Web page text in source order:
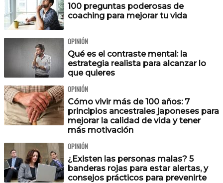
100 preguntas poderosas de
coaching para mejorar tu vida
OPINIÓN
Qué es el contraste mental: la
estrategia realista para alcanzar lo
que quieres
OPINIÓN
Cómo vivir más de 100 años: 7
principios ancestrales japoneses para
mejorar la calidad de vida y tener
más motivación
OPINIÓN
¿Existen las personas malas? 5
banderas rojas para estar alertas, y
consejos prácticos para prevenirte